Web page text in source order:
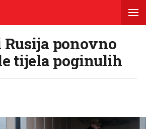
ponovno
tijela poginulih